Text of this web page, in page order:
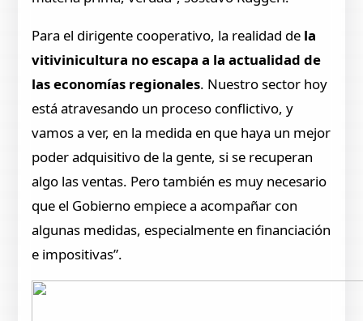
Para el dirigente cooperativo, la realidad de la
vitivinicultura no escapa a la actualidad de
las economías regionales. Nuestro sector hoy
está atravesando un proceso conflictivo, y
vamos a ver, en la medida en que haya un mejor
poder adquisitivo de la gente, si se recuperan
algo las ventas. Pero también es muy necesario
que el Gobierno empiece a acompañar con
algunas medidas, especialmente en financiación
e impositivas”.